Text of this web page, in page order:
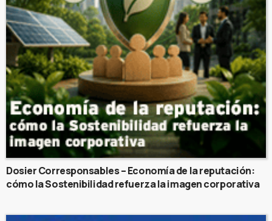
Dosier Corresponsables – Economía de la reputación:
cómo la Sostenibilidad refuerza la imagen corporativa